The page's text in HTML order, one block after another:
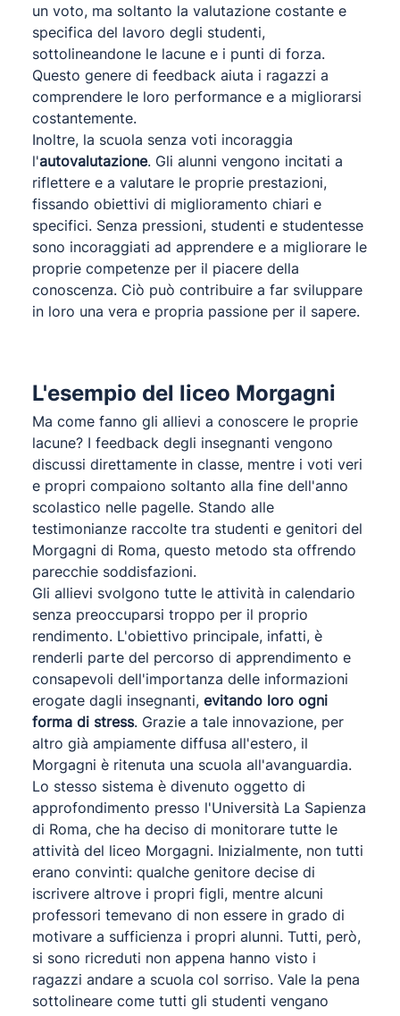
un voto, ma soltanto la valutazione costante e
specifica del lavoro degli studenti,
sottolineandone le lacune e i punti di forza.
Questo genere di feedback aiuta i ragazzi a
comprendere le loro performance e a migliorarsi
costantemente.
Inoltre, la scuola senza voti incoraggia
l'autovalutazione. Gli alunni vengono incitati a
riflettere e a valutare le proprie prestazioni,
fissando obiettivi di miglioramento chiari e
specifici. Senza pressioni, studenti e studentesse
sono incoraggiati ad apprendere e a migliorare le
proprie competenze per il piacere della
conoscenza. Ciò può contribuire a far sviluppare
in loro una vera e propria passione per il sapere.
L'esempio del liceo Morgagni
Ma come fanno gli allievi a conoscere le proprie
lacune? I feedback degli insegnanti vengono
discussi direttamente in classe, mentre i voti veri
e propri compaiono soltanto alla fine dell'anno
scolastico nelle pagelle. Stando alle
testimonianze raccolte tra studenti e genitori del
Morgagni di Roma, questo metodo sta offrendo
parecchie soddisfazioni.
Gli allievi svolgono tutte le attività in calendario
senza preoccuparsi troppo per il proprio
rendimento. L'obiettivo principale, infatti, è
renderli parte del percorso di apprendimento e
consapevoli dell'importanza delle informazioni
erogate dagli insegnanti, evitando loro ogni
forma di stress. Grazie a tale innovazione, per
altro già ampiamente diffusa all'estero, il
Morgagni è ritenuta una scuola all'avanguardia.
Lo stesso sistema è divenuto oggetto di
approfondimento presso l'Università La Sapienza
di Roma, che ha deciso di monitorare tutte le
attività del liceo Morgagni. Inizialmente, non tutti
erano convinti: qualche genitore decise di
iscrivere altrove i propri figli, mentre alcuni
professori temevano di non essere in grado di
motivare a sufficienza i propri alunni. Tutti, però,
si sono ricreduti non appena hanno visto i
ragazzi andare a scuola col sorriso. Vale la pena
sottolineare come tutti gli studenti vengano